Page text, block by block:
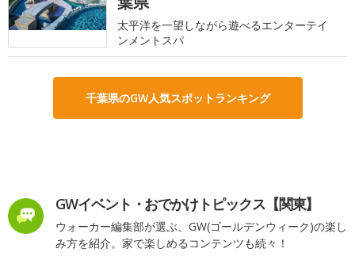
太平洋を一望しながら遊べるエンターテイ
ンメントスパ
千葉県のGW人気スポットランキング
GWイベント・おでかけトピックス【関東】
ウォーカー編集部が選ぶ、GW(ゴールデンウィーク)の楽し
み方を紹介。家で楽しめるコンテンツも続々！